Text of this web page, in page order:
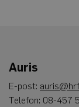
Auris
E-post:
Telefon: 08-457